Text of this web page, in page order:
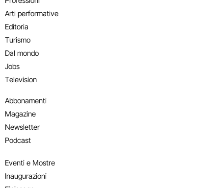
Arti performative
Editoria
Turismo
Dal mondo
Jobs
Television
Abbonamenti
Magazine
Newsletter
Podcast
Eventi e Mostre
Inaugurazioni